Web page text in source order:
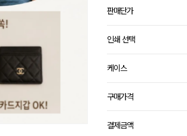
판매단가
인쇄 선택
케이스
구매가격
결제금액